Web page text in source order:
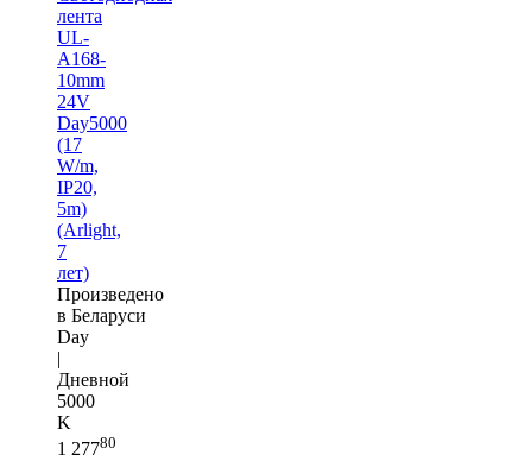
лента
UL-
A168-
10mm
24V
Day5000
(17
W/m,
IP20,
5m)
(Arlight,
7
лет)
Произведено
в Беларуси
Day
|
Дневной
5000
K
1 27780